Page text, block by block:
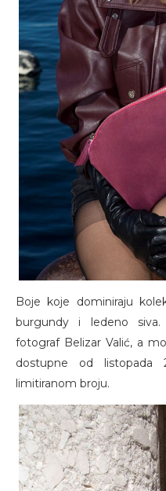
Boje koje dominiraju
burgundy i ledeno
fotograf Belizar Valić, a
dostupne od
limitiranom broju.